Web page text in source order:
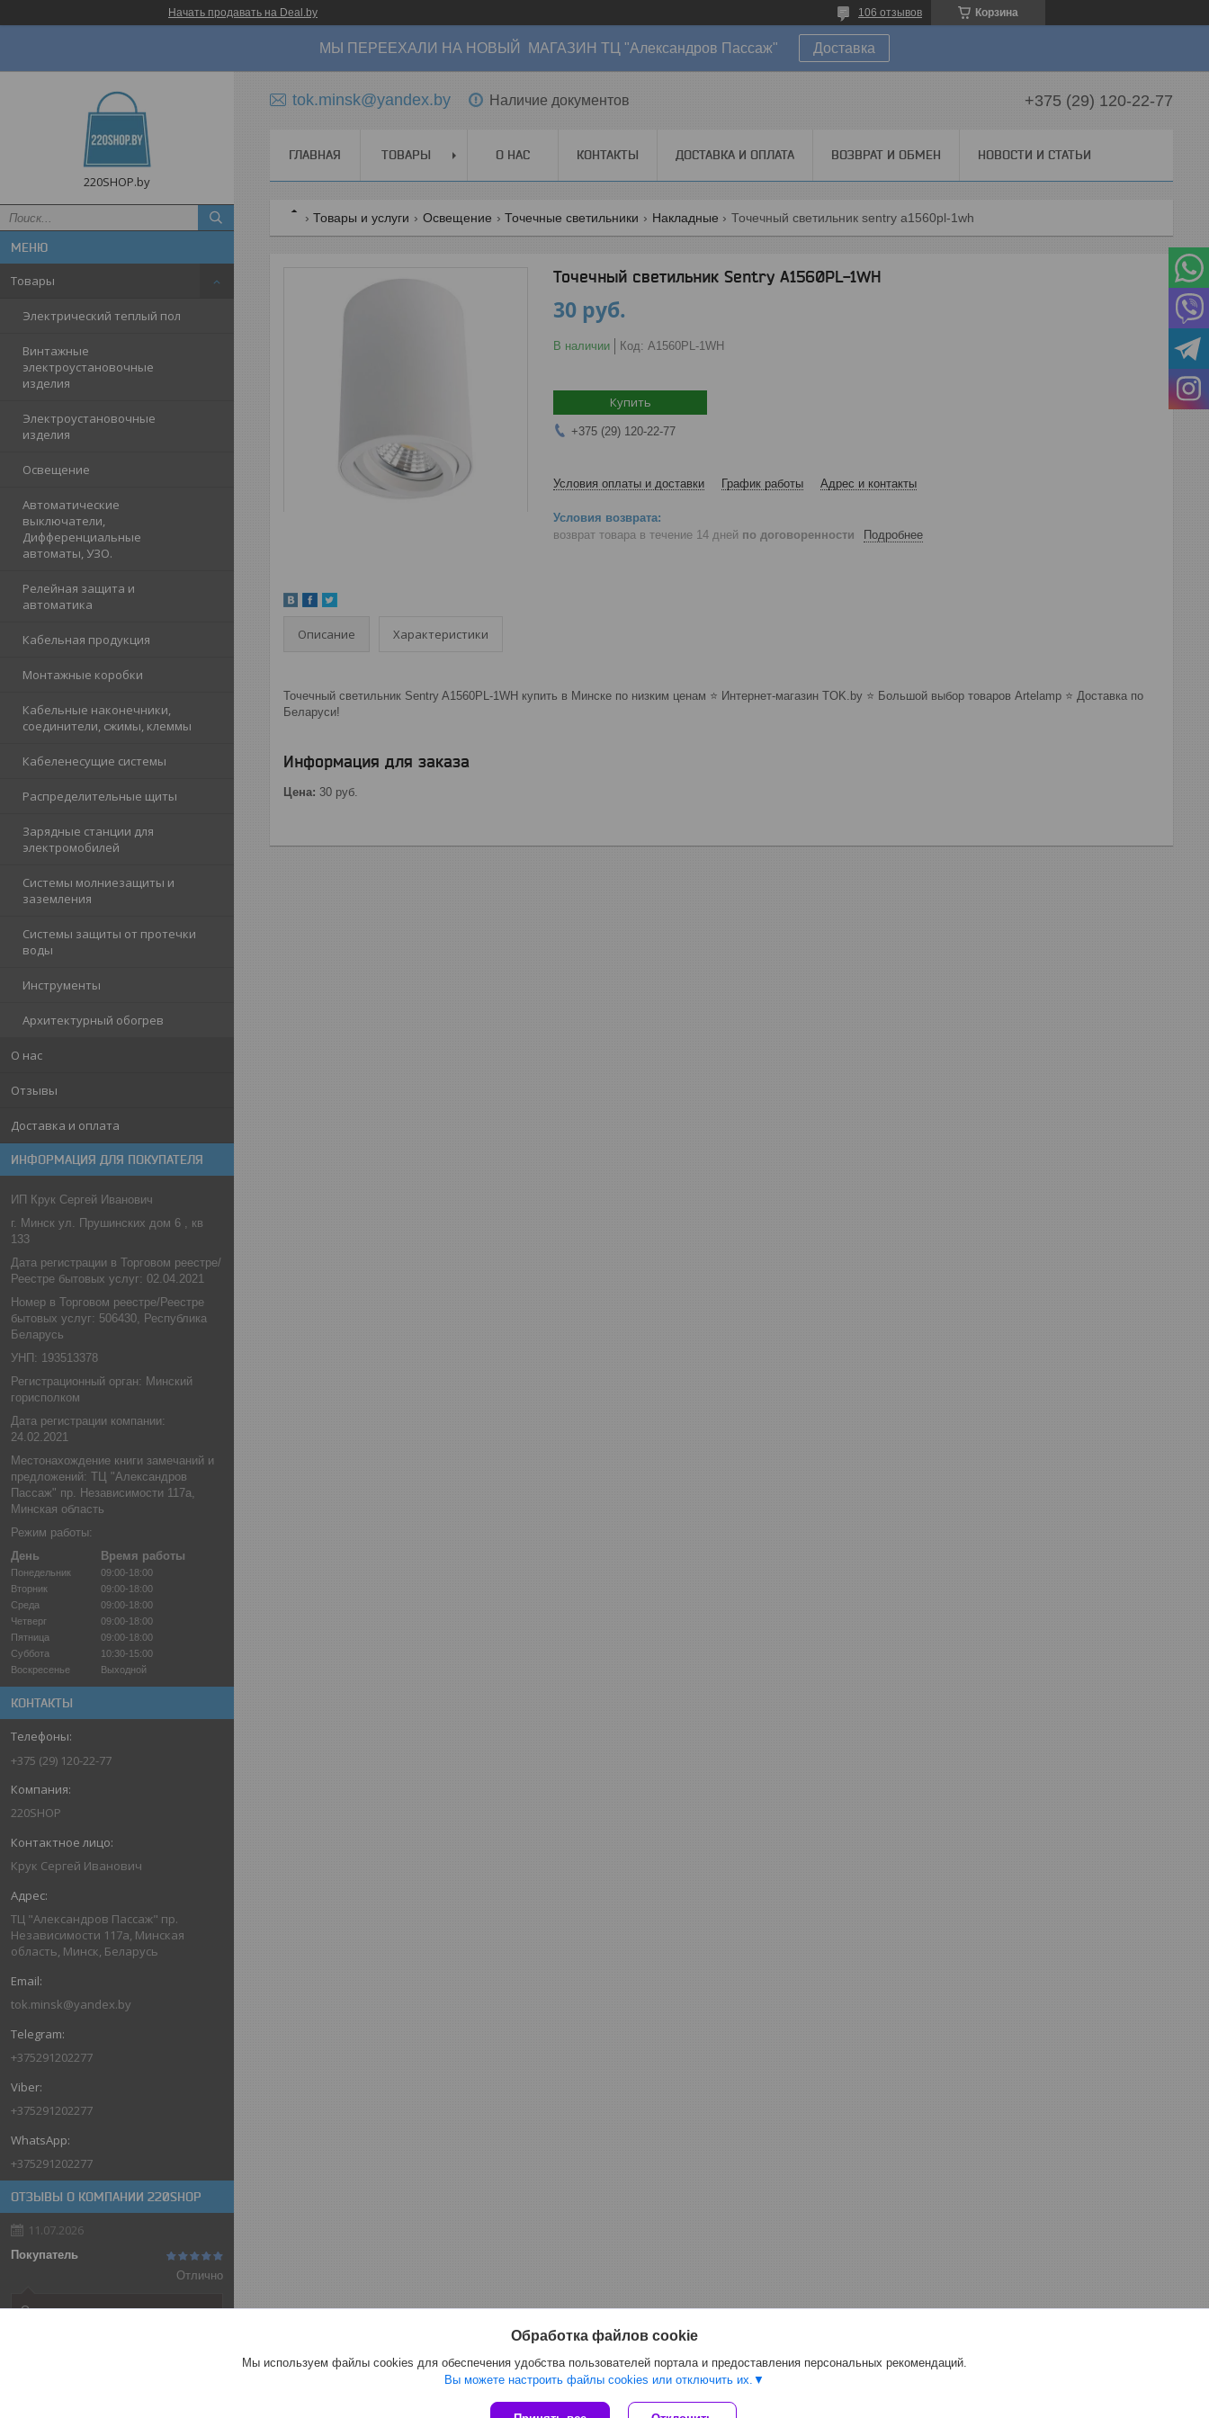
Начать продавать на Deal.by Корзина
106 отзывов
МЫ ПЕРЕЕХАЛИ НА НОВЫЙ МАГАЗИН ТЦ "Александров Пассаж" Доставка
220SHOP.by
Товары
Электрический теплый пол
Винтажные
электроустановочные
изделия
Электроустановочные
изделия
Освещение
Автоматические
выключатели,
Дифференциальные
автоматы, УЗО.
Релейная защита и
автоматика
Кабельная продукция
Монтажные коробки
Кабельные наконечники,
соединители, сжимы, клеммы
Кабеленесущие системы
Распределительные щиты
Зарядные станции для
электромобилей
Системы молниезащиты и
заземления
Системы защиты от протечки
воды
Инструменты
Архитектурный обогрев
О нас
Отзывы
Доставка и оплата
ИНФОРМАЦИЯ ДЛЯ ПОКУПАТЕЛЯ
ИП Крук Сергей Иванович
г. Минск ул. Прушинских дом 6 , кв
133
Дата регистрации в Торговом реестре/
Реестре бытовых услуг: 02.04.2021
Номер в Торговом реестре/Реестре
бытовых услуг: 506430, Республика
Беларусь
УНП: 193513378
Регистрационный орган: Минский
горисполком
Дата регистрации компании:
24.02.2021
Местонахождение книги замечаний и
предложений: ТЦ "Александров
Пассаж" пр. Независимости 117а,
Минская область
Режим работы:
День
Время работы
Понедельник
09:00-18:00
Вторник
09:00-18:00
Среда
09:00-18:00
Четверг
09:00-18:00
Пятница
09:00-18:00
Суббота
10:30-15:00
Воскресенье
Выходной
КОНТАКТЫ
+375 (29) 120-22-77
220SHOP
Крук Сергей Иванович
ТЦ "Александров Пассаж" пр.
Независимости 117а, Минская
область, Минск, Беларусь
tok.minsk@yandex.by
+375291202277
+375291202277
+375291202277
ОТЗЫВЫ О КОМПАНИИ 220SHOP
11.07.2026
Покупатель
Отлично
Оригинальные товары автоматов
tok.minsk@yandex.by Наличие документов +375 (29) 120-22-77
ГЛАВНАЯ ТОВАРЫ О НАС КОНТАКТЫ ДОСТАВКА И ОПЛАТА ВОЗВРАТ И ОБМЕН НОВОСТИ И СТАТЬИ
Товары и услуги Освещение Точечные светильники Накладные Точечный светильник sentry a1560pl-1wh
Точечный светильник Sentry A1560PL-1WH
30 руб.
В наличии Код: A1560PL-1WH
Купить
+375 (29) 120-22-77
Условия оплаты и доставки График работы Адрес и контакты
возврат товара в течение 14 дней по договоренности Подробнее
Описание Характеристики
Точечный светильник Sentry A1560PL-1WH купить в Минске по низким ценам ⭐️ Интернет-магазин TOK.by ⭐️ Большой выбор товаров Artelamp ⭐️ Доставка по
Беларуси!
Информация для заказа
Цена: 30 руб.
Обработка файлов cookie
Мы используем файлы cookies для обеспечения удобства пользователей портала и предоставления персональных рекомендаций.
Вы можете настроить файлы cookies или отключить их.